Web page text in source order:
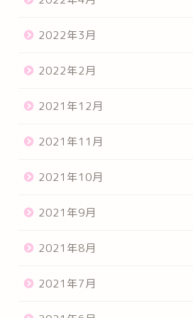
2022年3月
2022年2月
2021年12月
2021年11月
2021年10月
2021年9月
2021年8月
2021年7月